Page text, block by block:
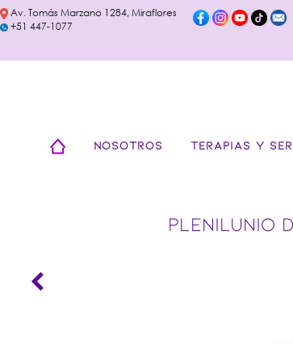
Av. Tomás Marzano 1284, Miraflores
+51 447-1077
NOSOTROS TERAPIAS Y
PLENILUNIO